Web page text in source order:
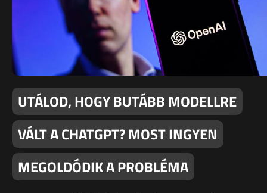
UTÁLOD, HOGY BUTÁBB MODELLRE
VÁLT A CHATGPT? MOST INGYEN
MEGOLDÓDIK A PROBLÉMA